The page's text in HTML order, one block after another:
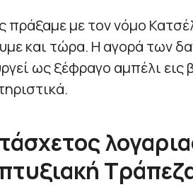
με τον νόμο
και τώρα. Η αγορά των
ως ξέφραγο αμπέλι